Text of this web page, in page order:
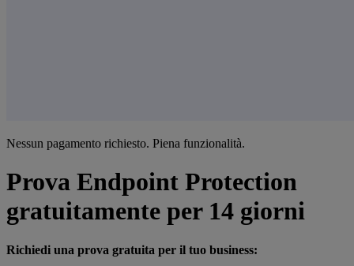
Nessun pagamento richiesto. Piena funzionalità.
Prova Endpoint Protection
gratuitamente per 14 giorni
Richiedi una prova gratuita per il tuo business: